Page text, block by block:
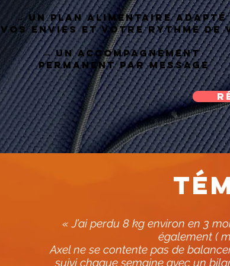
→ Un plan alimentaire adapté
vos envies et votre rythme de
→ Un accompagnement
permanent par message
« J’ai perdu 8 kg environ en 3
également (
Axel ne se contente pas de
suivi chaque semaine avec un